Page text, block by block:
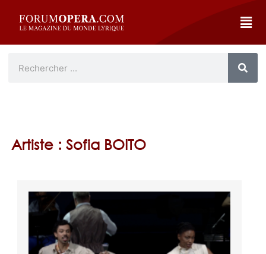
Artiste : Sofia BOITO